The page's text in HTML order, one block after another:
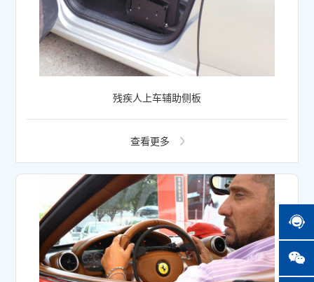
残疾人上车辅助侧板
查看更多